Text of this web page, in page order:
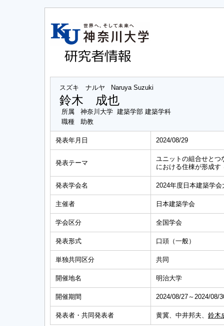
スズキ ナルヤ Naruya Suzuki
鈴木 成也
所属
神奈川大学 建築学部 建築学科
職種
助教
発表年月日 2024/08/29
発表テーマ
ユニットの組合せと
における住棟が形成す
発表学会名 2024年度日本建築学
主催者 日本建築学会
学会区分 全国学会
発表形式 口頭（一般）
単独共同区分 共同
開催地名 明治大学
開催期間 2024/08/27～2024/08/
発表者・共同発表者 黄冀、中井邦夫、 鈴木